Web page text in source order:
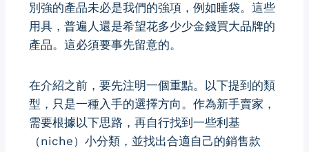
別強的產品未必是我們的強項，例如睡袋。這些
用具，普遍人還是希望花多少少金錢買大品牌的
產品。這必須要事先留意的。
在介紹之前，要先注明一個重點。以下提到的類
型，只是一種入手的選擇方向。作為新手賣家，
需要根據以下思路，再自行找到一些利基
（niche）小分類，並找出合適自己的銷售款